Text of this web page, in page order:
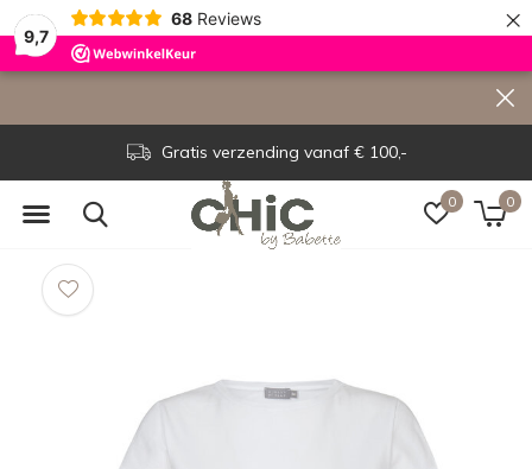
9,7
68 Reviews ×
0 0
Gratis verzending vanaf € 100,-